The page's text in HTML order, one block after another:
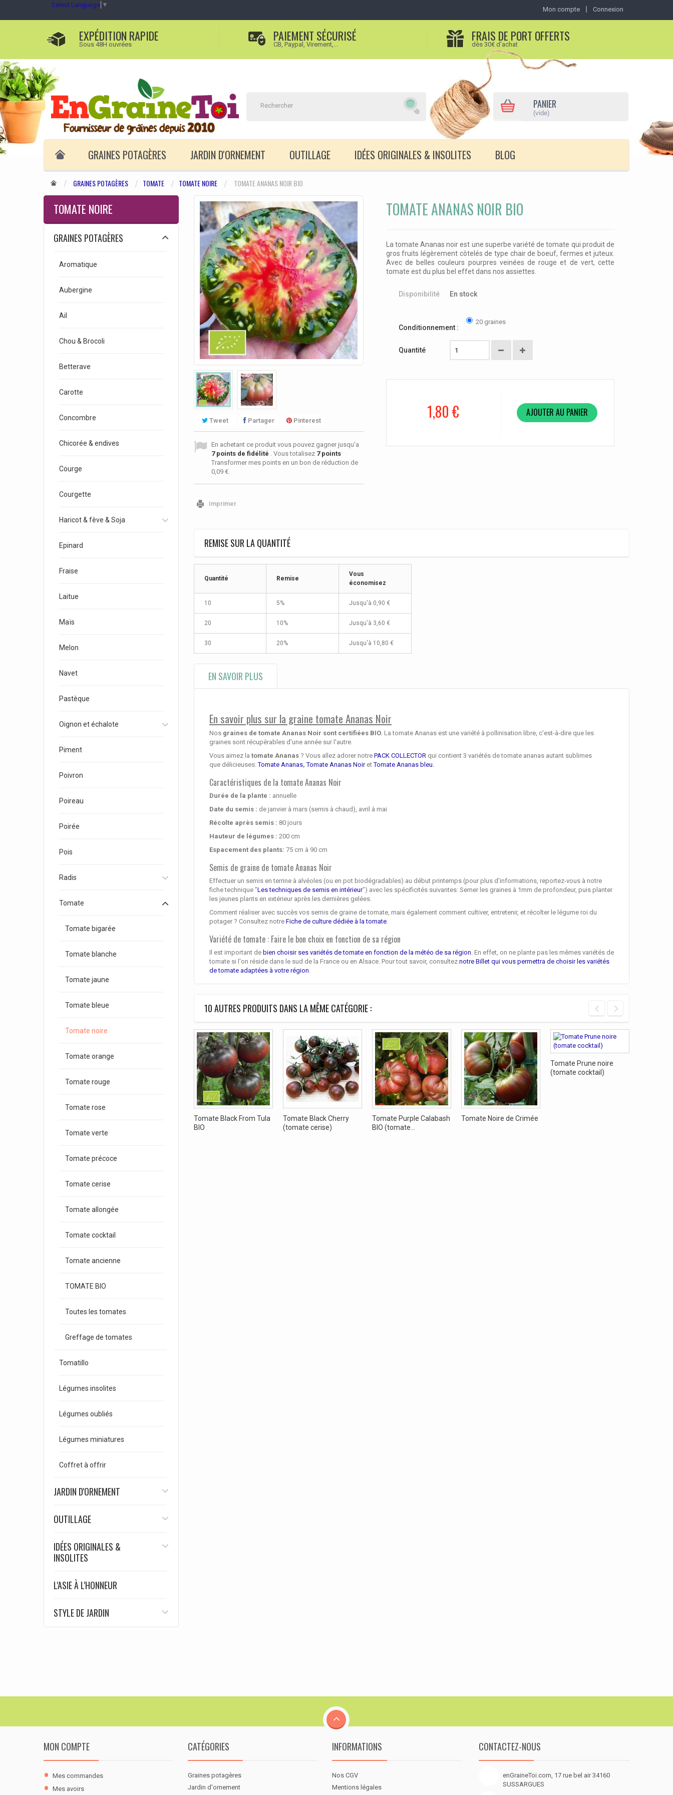
Mon compte Connexion
Select Language ▼
EXPÉDITION RAPIDE
Sous 48H ouvrées
PAIEMENT SÉCURISÉ
CB, Paypal, Virement,...
FRAIS DE PORT OFFERTS
dès 30€ d'achat
PANIER
(vide)
GRAINES POTAGÈRES JARDIN D'ORNEMENT OUTILLAGE IDÉES ORIGINALES & INSOLITES BLOG
GRAINES POTAGÈRES TOMATE TOMATE NOIRE TOMATE ANANAS NOIR BIO
TOMATE NOIRE
GRAINES POTAGÈRES
Aromatique
Aubergine
Ail
Chou & Brocoli
Betterave
Carotte
Concombre
Chicorée & endives
Courge
Courgette
Haricot & fève & Soja
Epinard
Fraise
Laitue
Maïs
Melon
Navet
Pastèque
Oignon et échalote
Piment
Poivron
Poireau
Poirée
Pois
Radis
Tomate
Tomate bigarée
Tomate blanche
Tomate jaune
Tomate bleue
Tomate noire
Tomate orange
Tomate rouge
Tomate rose
Tomate verte
Tomate précoce
Tomate cerise
Tomate allongée
Tomate cocktail
Tomate ancienne
TOMATE BIO
Toutes les tomates
Greffage de tomates
Tomatillo
Légumes insolites
Légumes oubliés
Légumes miniatures
Coffret à offrir
JARDIN D'ORNEMENT
OUTILLAGE
IDÉES ORIGINALES &
INSOLITES
L'ASIE À L'HONNEUR
STYLE DE JARDIN
Tweet Partager Pinterest
En achetant ce produit vous pouvez gagner jusqu'a
7points de fidélité . Vous totalisez 7points
Transformer mes points en un bon de réduction de
0,09 €
Imprimer
TOMATE ANANAS NOIR BIO
La tomate Ananas noir est une superbe variété de tomate qui produit de
gros fruits légèrement côtelés de type chair de boeuf, fermes et juteux.
Avec de belles couleurs pourpres veinées de rouge et de vert, cette
tomate est du plus bel effet dans nos assiettes.
Disponibilité En stock
Conditionnement :
20 graines
Quantité
1,80 € AJOUTER AU PANIER
REMISE SUR LA QUANTITÉ
Quantité Remise
Vous
économisez
10 5% Jusqu'à 0,90 €
20 10% Jusqu'à 3,60 €
30 20% Jusqu'à 10,80 €
EN SAVOIR PLUS
En savoir plus sur la graine tomate Ananas Noir
Nos graines de tomate Ananas Noir sont certifiées BIO. La tomate Ananas est une variété à pollinisation libre, c'est-à-dire que les
graines sont récupérables d'une année sur l'autre.
Vous aimez la tomate Ananas ? Vous allez adorer notre PACK COLLECTOR qui contient 3 variétés de tomate ananas autant sublimes
que délicieuses:Tomate Ananas, Tomate Ananas NoiretTomate Ananas bleu.
Caractéristiques de la tomate Ananas Noir
Durée de la plante : annuelle
Date du semis : de janvier à mars (semis à chaud), avril à mai
Récolte après semis : 80 jours
Hauteur de légumes : 200 cm
Espacement des plants: 75 cm à 90 cm
Semis de graine de tomate Ananas Noir
Effectuer un semis en terrine à alvéoles (ou en pot biodégradables) au début printemps (pour plus d'informations, reportez-vous à notre
fiche technique "Les techniques de semis en intérieur") avec les spécificités suivantes: Semer les graines à 1mm de profondeur, puis planter
les jeunes plants en extérieur après les dernières gelées.
Comment réaliser avec succès vos semis de graine de tomate, mais également comment cultiver, entretenir, et récolter le légume roi du
potager ? Consultez notre Fiche de culture dédiée à la tomate
Variété de tomate : Faire le bon choix en fonction de sa région
Il est important de bien choisir ses variétés de tomate en fonction de la météo de sa région . En effet, on ne plante pas les mêmes variétés de
tomate si l'on réside dans le sud de la France ou en Alsace. Pour tout savoir, consultez notre Billet qui vous permettra de choisir les variétés
de tomate adaptées à votre région
10 AUTRES PRODUITS DANS LA MÊME CATÉGORIE :
Tomate Black From Tula
BIO
Tomate Black Cherry
(tomate cerise)
Tomate Purple Calabash
BIO (tomate...
Tomate Noire de Crimée
Tomate Prune noire
(tomate cocktail)
MON COMPTE
Mes commandes
Mes avoirs
CATÉGORIES
Graines potagères
Jardin d'ornement
INFORMATIONS
Nos CGV
Mentions légales
CONTACTEZ-NOUS
enGraineToi.com, 17 rue bel air 34160
SUSSARGUES